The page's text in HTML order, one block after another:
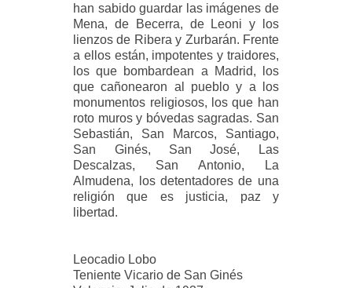
han sabido guardar las imágenes de
Mena, de Becerra, de Leoni y los
lienzos de Ribera y Zurbarán. Frente
a ellos están, impotentes y traidores,
los que bombardean a Madrid, los
que cañonearon al pueblo y a los
monumentos religiosos, los que han
roto muros y bóvedas sagradas. San
Sebastián, San Marcos, Santiago,
San Ginés, San José, Las
Descalzas, San Antonio, La
Almudena, los detentadores de una
religión que es justicia, paz y
libertad.
Leocadio Lobo
Teniente Vicario de San Ginés